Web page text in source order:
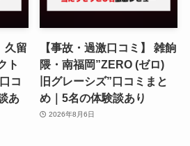
久留
ト
コ
あ
【事故・過激口コミ】 雑餉
隈・南福岡”ZERO (ゼロ)
旧グレーシズ”口コミまと
め｜5名の体験談あり
2026年8月6日